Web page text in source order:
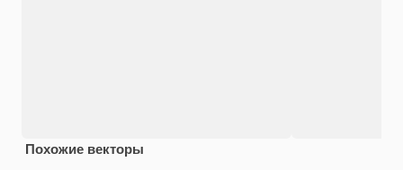
Похожие векторы